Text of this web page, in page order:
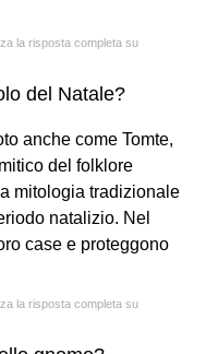
la risposta completa su
del Natale?
anche come Tomte,
del folklore
mitologia tradizionale
natalizio. Nel
case e proteggono
la risposta completa su